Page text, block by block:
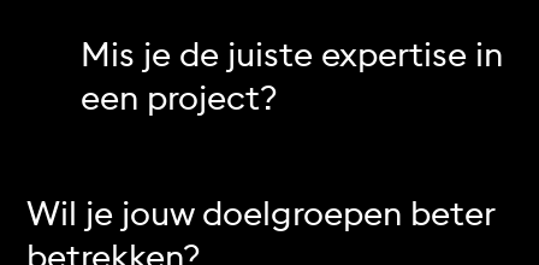
Mis je de juiste expertise in
een project?
Wil je jouw doelgroepen beter